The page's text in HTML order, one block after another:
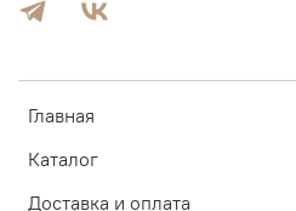
Главная
Каталог
Доставка и оплата